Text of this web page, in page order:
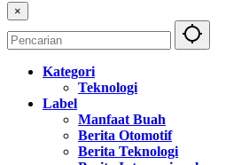
×
Kategori
Teknologi
Label
Manfaat Buah
Berita Otomotif
Berita Teknologi